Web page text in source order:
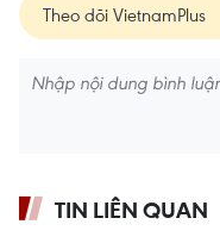
Theo dõi VietnamPlus
TIN LIÊN QUAN